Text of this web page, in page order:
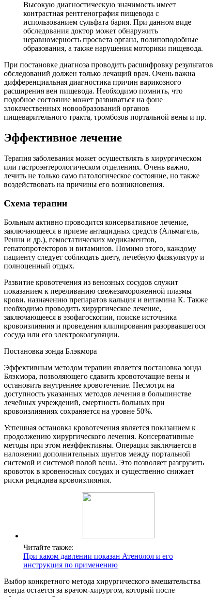
Высокую диагностическую значимость имеет
контрастная рентгенография пищевода с
использованием сульфата бария. При данном виде
обследования доктор может обнаружить
неравномерность просвета органа, полипоподобные
образования, а также нарушения моторики пищевода.
При постановке диагноза проводить расшифровку результатов
обследований должен только лечащий врач. Очень важна
дифференциальная диагностика причин варикозного
расширения вен пищевода. Необходимо помнить, что
подобное состояние может развиваться на фоне
злокачественных новообразований органов
пищеварительного тракта, тромбозов портальной вены и пр.
Эффективное лечение
Терапия заболевания может осуществлять в хирургическом
или гастроэнтерологическом отделениях. Очень важно,
лечить не только само патологическое состояние, но также
воздействовать на причины его возникновения.
Схема терапии
Больным активно проводится консервативное лечение,
заключающееся в приеме антацидных средств (Альмагель,
Ренни и др.), гемостатических медикаментов,
гепатопротекторов и витаминов. Помимо этого, каждому
пациенту следует соблюдать диету, лечебную физкультуру и
полноценный отдых.
Развитие кровотечения из венозных сосудов служит
показанием к переливанию свежезамороженной плазмы
крови, назначению препаратов кальция и витамина К. Также
необходимо проводить хирургическое лечение,
заключающееся в эзофагоскопии, поиске источника
кровоизлияния и проведения клипирования разорвавшегося
сосуда или его электрокоагуляции.
Постановка зонда Блэкмора
Эффективным методом терапии является постановка зонда
Блэкмора, позволяющего сдавить кровоточащие вены и
остановить внутреннее кровотечение. Несмотря на
доступность указанных методов лечения в большинстве
лечебных учреждений, смертность больных при
кровоизлияниях сохраняется на уровне 50%.
Успешная остановка кровотечения является показанием к
продолжению хирургического лечения. Консервативные
методы при этом неэффективны. Операция заключается в
наложении дополнительных шунтов между портальной
системой и системой полой вены. Это позволяет разгрузить
кровоток в кровеносных сосудах и существенно снижает
риски рецидива кровоизлияния.
Читайте также:
При каком давлении показан Атенолол и его
инструкция по применению
Выбор конкретного метода хирургического вмешательства
всегда остается за врачом-хирургом, который после